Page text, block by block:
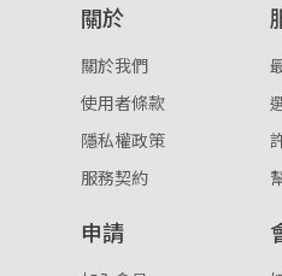
按下註冊即代表你同意我們
關於
關於我們
使用者條款
隱私權政策
服務契約
申請